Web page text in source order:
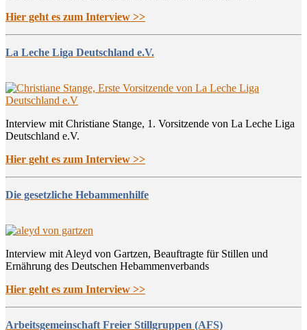
Hier geht es zum Interview >>
La Leche Liga Deutschland e.V.
Interview mit Christiane Stange, 1. Vorsitzende von La Leche Liga
Deutschland e.V.
Hier geht es zum Interview >>
Die gesetzliche Hebammenhilfe
Interview mit Aleyd von Gartzen, Beauftragte für Stillen und
Ernährung des Deutschen Hebammenverbands
Hier geht es zum Interview >>
Arbeitsgemeinschaft Freier Stillgruppen (AFS)